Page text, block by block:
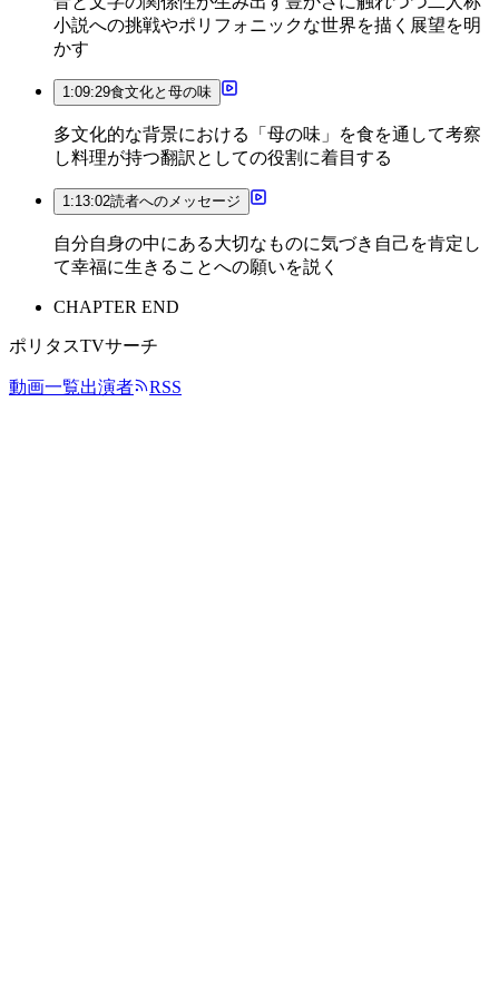
小説への挑戦やポリフォニックな世界を描く展望を明
かす
1:09:29食文化と母の味
多文化的な背景における「母の味」を食を通して考察
し料理が持つ翻訳としての役割に着目する
1:13:02読者へのメッセージ
自分自身の中にある大切なものに気づき自己を肯定し
て幸福に生きることへの願いを説く
CHAPTER END
ポリタスTVサーチ
動画一覧出演者 RSS